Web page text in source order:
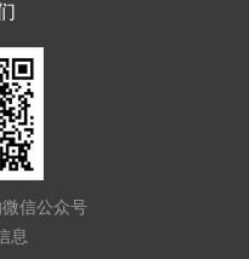
信公众号
息